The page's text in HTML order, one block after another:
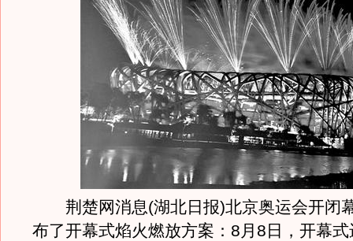
荆楚网消息(湖北日报)北京奥运会开闭
布了开幕式焰火燃放方案：8月8日，开幕